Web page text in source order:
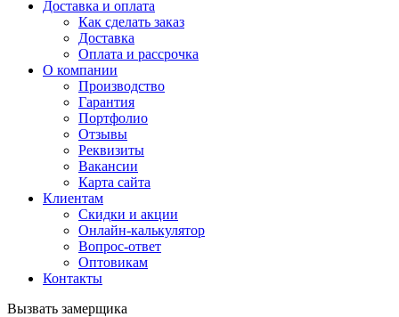
Доставка и оплата
Как сделать заказ
Доставка
Оплата и рассрочка
О компании
Производство
Гарантия
Портфолио
Отзывы
Реквизиты
Вакансии
Карта сайта
Клиентам
Скидки и акции
Онлайн-калькулятор
Вопрос-ответ
Оптовикам
Контакты
Вызвать замерщика